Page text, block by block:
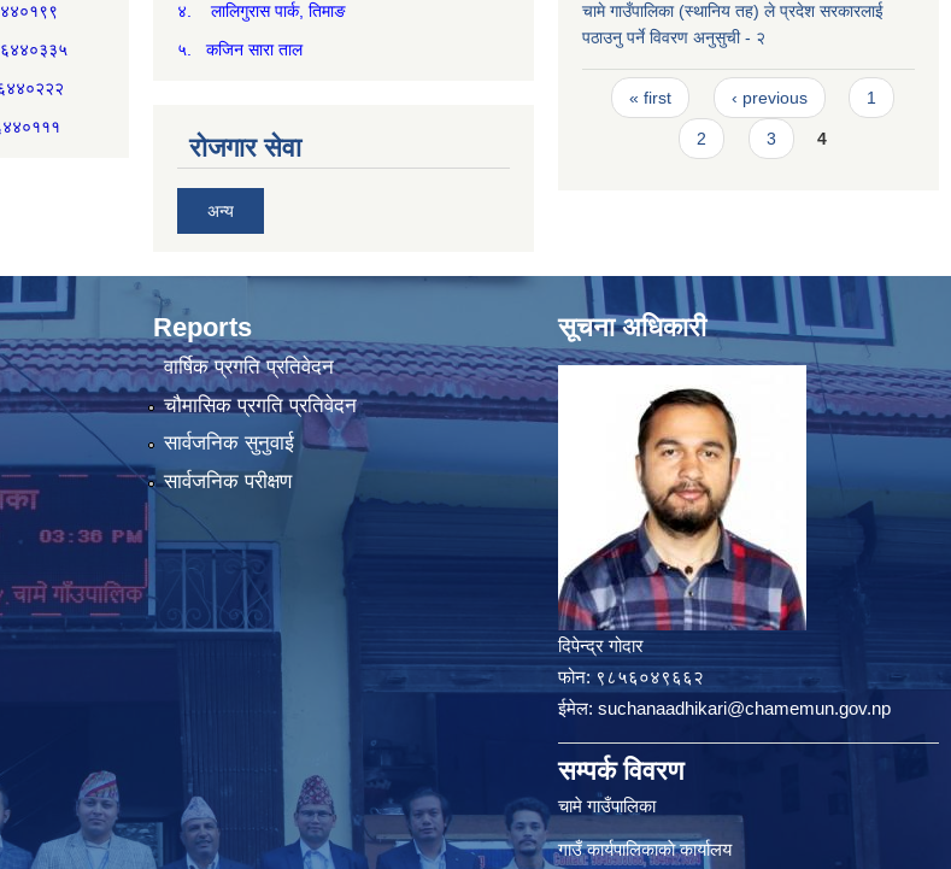
४. लालिगुरास पार्क, तिमाङ
५. कजिन सारा ताल
रोजगार सेवा
अन्य
चामे गाउँपालिका (स्थानिय तह) ले प्रदेश सरकारलाई
पठाउनु पर्ने विवरण अनुसुची - २
Pages
« first ‹ previous 1
2 3 4
Reports
वार्षिक प्रगति प्रतिवेदन
चौमासिक प्रगति प्रतिवेदन
सार्वजनिक सुनुवाई
सार्वजनिक परीक्षण
सूचना अधिकारी
दिपेन्द्र गोदार
फोन: ९८५६०४९६६२
ईमेल: suchanaadhikari@chamemun.gov.np
सम्पर्क विवरण
चामे गाउँपालिका
गाउँ कार्यपालिकाकाे कार्यालय